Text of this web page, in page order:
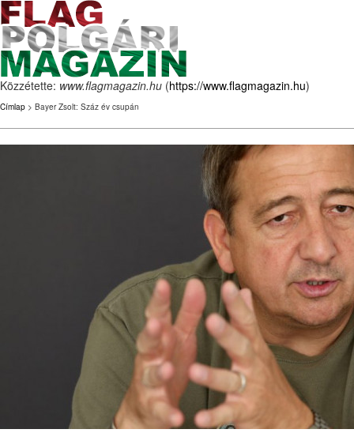
Közzétette: www.flagmagazin.hu (https://www.flagmagazin.hu)
Címlap > Bayer Zsolt: Száz év csupán